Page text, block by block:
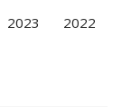
2023 2022